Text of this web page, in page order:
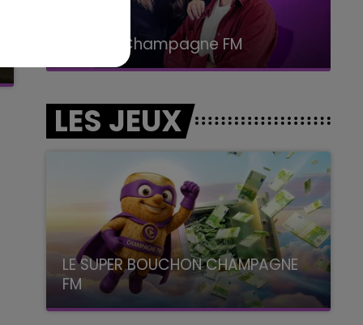
LA POP MACHINE - CHAMPAGNE FM
LES JEUX
LE SUPER BOUCHON CHAMPAGNE
FM
avec La Famille Champagne FM, à 8H10